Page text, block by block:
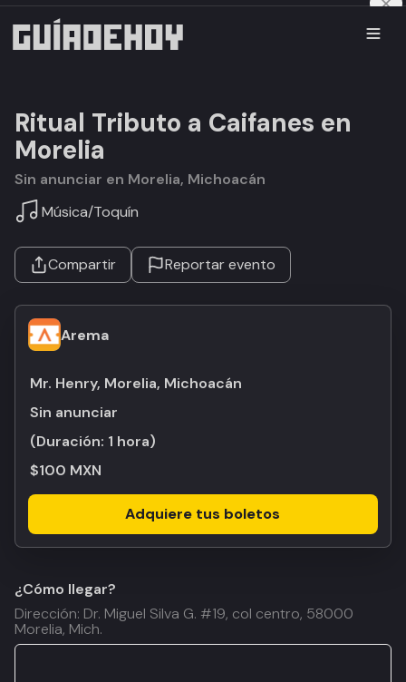
Ritual Tributo a Caifanes en
Morelia
Sin anunciar en Morelia, Michoacán
Música/Toquín
Compartir Reportar evento
Arema
Mr. Henry, Morelia, Michoacán
Sin anunciar
(Duración: 1 hora)
$100 MXN
Adquiere tus boletos
¿Cómo llegar?
Dirección: Dr. Miguel Silva G. #19, col centro, 58000
Morelia, Mich.